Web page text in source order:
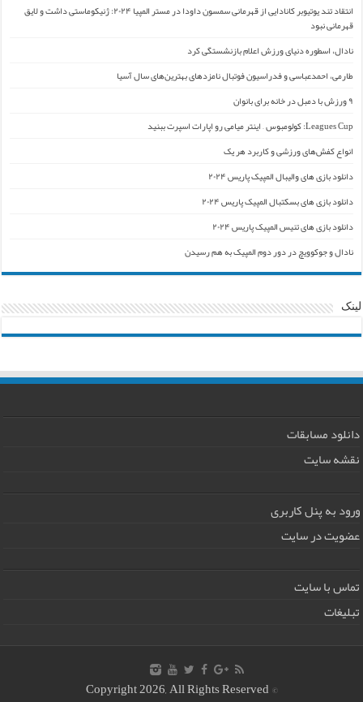
انتقاد تند یوتیوبر کانادایی از قهرمانی سمسون داودا در مستر المپیا ۲۰۲۴: ژنیکوماستی داشت و لایق
قهرمانی نبود
نادال، اسطوره دنیای ورزش اعلام بازنشستگی کرد
طارمی، احمدعباسی و فدراسیون فوتبال نامزدهای بهترین‌های سال آسیا
۹ ورزش با دمبل در خانه برای بانوان
Leagues Cup: کولومبوس – اینتر میامی رو اپارات اسپرت ببنید
انواع کفش‌های ورزشی و کاربرد هر یک
دانلود بازی های والیبال المپیک پاریس ۲۰۲۴
دانلود بازی های بسکتبال المپیک پاریس ۲۰۲۴
دانلود بازی های تنیس المپیک پاریس ۲۰۲۴
نادال و جوکوویچ در دور دوم المپیک به هم رسیدن
لینک
دانلود مسابقات
نقشه سایت
ورود به پنل کاربری
عضویت در سایت
تماس با سایت
تبلیغات
© Copyright 2026, All Rights Reserved